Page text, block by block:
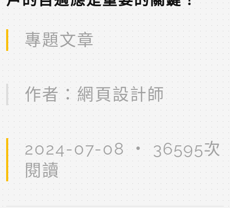
專題文章
作者：網頁設計師
2024-07-08 ‧ 36595次
閱讀